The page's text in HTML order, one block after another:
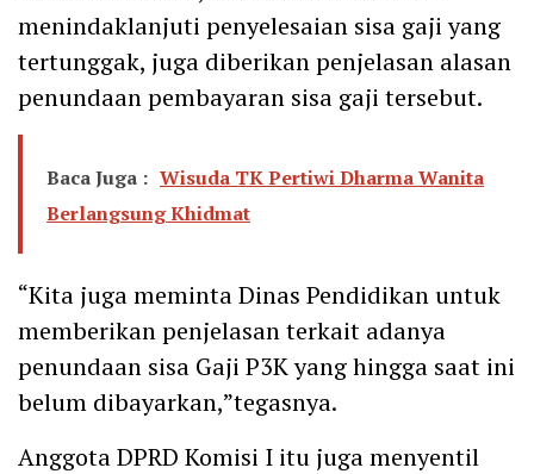
menindaklanjuti penyelesaian sisa gaji yang
tertunggak, juga diberikan penjelasan alasan
penundaan pembayaran sisa gaji tersebut.
Baca Juga : Wisuda TK Pertiwi Dharma Wanita
Berlangsung Khidmat
“Kita juga meminta Dinas Pendidikan untuk
memberikan penjelasan terkait adanya
penundaan sisa Gaji P3K yang hingga saat ini
belum dibayarkan,”tegasnya.
Anggota DPRD Komisi I itu juga menyentil